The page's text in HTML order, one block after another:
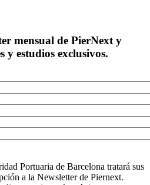
mensual de PierNext y
y estudios exclusivos.
Portuaria de Barcelona tratará sus
a la Newsletter de Piernext.